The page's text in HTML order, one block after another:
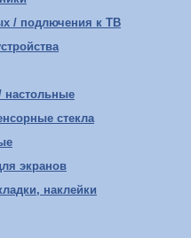
/ подлючения к ТВ
настольные
стекла
экранов
наклейки